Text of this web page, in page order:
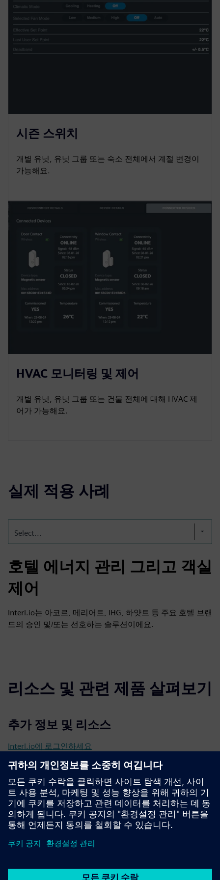
시즌 스위치
개별 유닛, 유닛 그룹 또는 숙소 전체에서 계절 변경이
가능해요.
HVAC 모니터링 및 제어
개별 유닛, 유닛 그룹 또는 건물 전체에 대해 HVAC 제
어가 가능해요.
실제 적용 사례
Select...
호텔 에너지 관리 그리고 객실
제어
Interl.io는 아코르, 메리어트, IHG, 하얏트 등 주요 호텔 브랜
드의 승인 및/또는 선호하는 솔루션이에요.
리소스 및 관련 제품 살펴보기
추가 정보 및 리소스
Interl.io에 로그인하세요
Interl.io 대시보드가 있는 객실 제어 시스템이에요
다가구 애플리케이션을 위한 스마트 빌딩 인프라
스마트 스페이스를 위한 EOS 2
인터렐 솔루션 비디오 갤러리요.